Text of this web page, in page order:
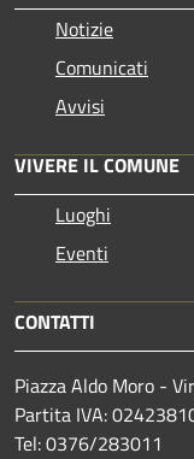
Notizie
Comunicati
Avvisi
VIVERE IL COMUNE
Luoghi
Eventi
CONTATTI
Piazza Aldo Moro -
Partita IVA:
Tel: 0376/283011